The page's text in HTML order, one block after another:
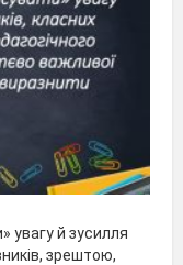
увагу й зусилля
зрештою,